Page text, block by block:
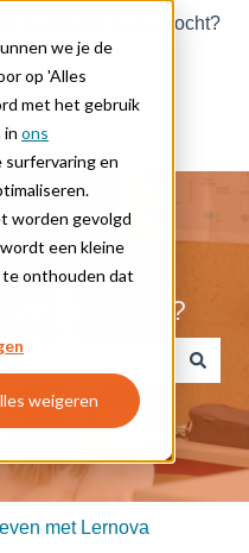
we je de
op 'Alles
met het gebruik
in ons
surfervaring en
worden gevolgd
een kleine
te onthouden dat
weigeren
gevonden wat je zocht?
we je helpen?
zoekveld is leeg.
met Lernova